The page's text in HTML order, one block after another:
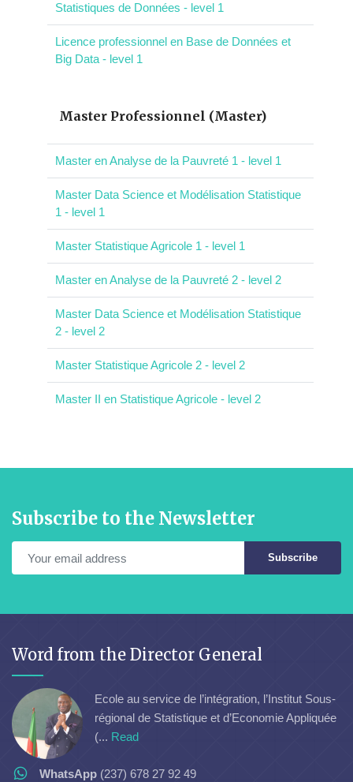
Statistiques de Données - level 1
Licence professionnel en Base de Données et
Big Data - level 1
Master Professionnel (Master)
Master en Analyse de la Pauvreté 1 - level 1
Master Data Science et Modélisation Statistique
1 - level 1
Master Statistique Agricole 1 - level 1
Master en Analyse de la Pauvreté 2 - level 2
Master Data Science et Modélisation Statistique
2 - level 2
Master Statistique Agricole 2 - level 2
Master II en Statistique Agricole - level 2
Subscribe to the Newsletter
Subscribe
Word from the Director General
Ecole au service de l’intégration, l’Institut Sous-
régional de Statistique et d’Economie Appliquée
(... Read
WhatsApp (237) 678 27 92 49